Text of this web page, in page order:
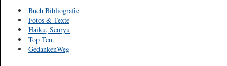
Buch Bibliografie
Fotos & Texte
Haiku, Senryu
Top Ten
GedankenWeg